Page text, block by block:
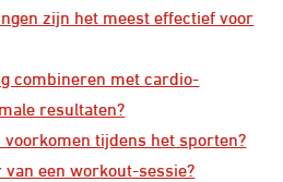
zijn het meest effectief voor
combineren met cardio-
resultaten?
tijdens het sporten?
een workout-sessie?